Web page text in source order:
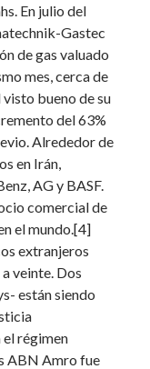
En julio del
Gastec
de gas valuado
mes, cerca de
bueno de su
del 63%
Alrededor de
en Irán,
AG y BASF.
comercial de
el mundo.[4]
extranjeros
veinte. Dos
están siendo
el régimen
ABN Amro fue